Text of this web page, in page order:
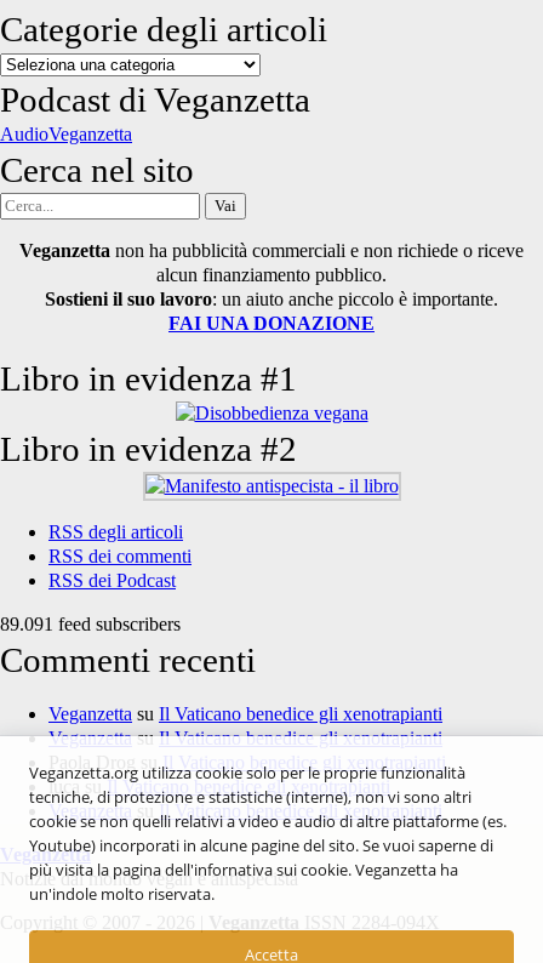
Categorie degli articoli
Categorie
degli
articoli
Podcast di Veganzetta
AudioVeganzetta
Cerca nel sito
Cerca
Veganzetta non ha pubblicità commerciali e non richiede o riceve
alcun finanziamento pubblico.
Sostieni il suo lavoro: un aiuto anche piccolo è importante.
FAI UNA DONAZIONE
Libro in evidenza #1
Libro in evidenza #2
RSS degli articoli
RSS dei commenti
RSS dei Podcast
89.091 feed subscribers
Commenti recenti
Veganzetta su Il Vaticano benedice gli xenotrapianti
VeganzettasuIl Vaticano benedice gli xenotrapianti
Paola Drog suIl Vaticano benedice gli xenotrapianti
luca suIl Vaticano benedice gli xenotrapianti
Veganzetta su Il Vaticano benedice gli xenotrapianti
Veganzetta
Notizie dal mondo vegan e antispecista
Copyright © 2007 - 2026 | Veganzetta ISSN 2284-094X
Veganzetta.org utilizza cookie solo per le proprie funzionalità
tecniche, di protezione e statistiche (interne), non vi sono altri
cookie se non quelli relativi a video e audio di altre piattaforme (es.
Youtube) incorporati in alcune pagine del sito. Se vuoi saperne di
più visita la pagina dell'infornativa sui cookie. Veganzetta ha
un'indole molto riservata.
Accetta